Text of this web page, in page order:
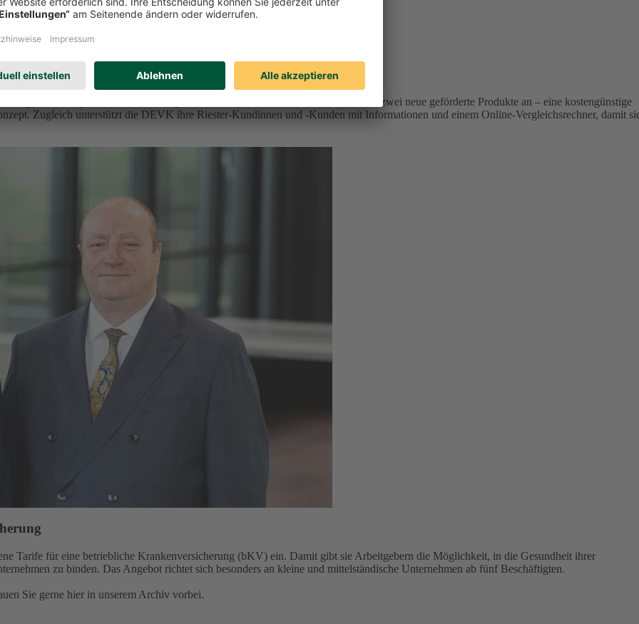
vor
geförderten privaten Altersvorsorge ein. Ab 2027 bietet der Kölner Versicherer zwei neue geförderte Produkte an – eine kostengünstige
Zugleich unterstützt die DEVK ihre Riester-Kundinnen und -Kunden mit Informationen und einem Online-Vergleichsrechner, damit
Tarife für eine betriebliche Krankenversicherung (bKV) ein. Damit gibt sie Arbeitgebern die Möglichkeit, in die Gesundheit ihrer
zu binden. Das Angebot richtet sich besonders an kleine und mittelständische Unternehmen ab fünf Beschäftigten.
Sie gerne hier in unserem Archiv vorbei.